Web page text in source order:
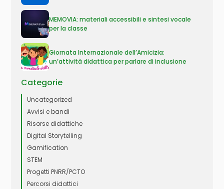
MEMOVIA: materiali accessibili e sintesi vocale
per la classe
Giornata Internazionale dell’Amicizia:
un’attività didattica per parlare di inclusione
Categorie
Uncategorized
Avvisi e bandi
Risorse didattiche
Digital Storytelling
Gamification
STEM
Progetti PNRR/PCTO
Percorsi didattici